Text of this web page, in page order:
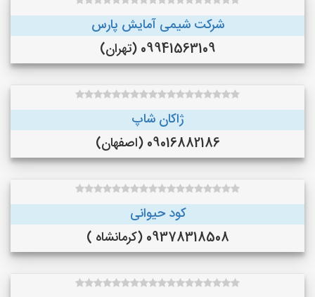
شرکت شیمی آمایش پارس
09941563109 (تهران)
ژاکان شاپ
09016882186 (اصفهان)
کود حیوانی
09378318508 (کرمانشاه )